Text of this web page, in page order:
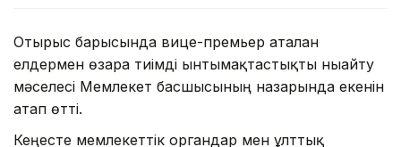
Отырыс барысында вице-премьер аталған
елдермен өзара тиімді ынтымақтастықты нығайту
мәселесі Мемлекет басшысының назарында екенін
атап өтті.
Кеңесте мемлекеттік органдар мен ұлттық